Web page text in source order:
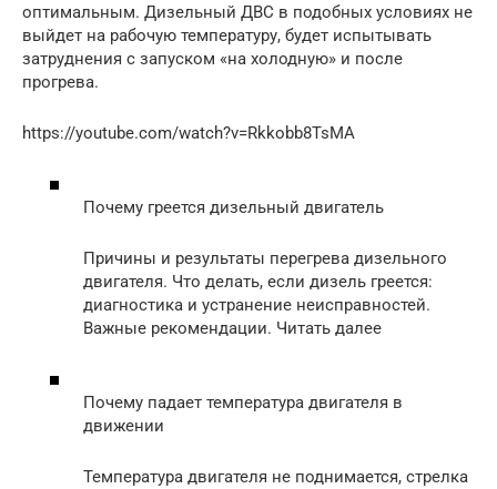
оптимальным. Дизельный ДВС в подобных условиях не
выйдет на рабочую температуру, будет испытывать
затруднения с запуском «на холодную» и после
прогрева.
https://youtube.com/watch?v=Rkkobb8TsMA
Почему греется дизельный двигатель
Причины и результаты перегрева дизельного
двигателя. Что делать, если дизель греется:
диагностика и устранение неисправностей.
Важные рекомендации. Читать далее
Почему падает температура двигателя в
движении
Температура двигателя не поднимается, стрелка